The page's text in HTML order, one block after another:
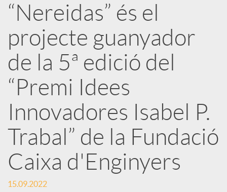
b
l
i
c
a
d
“Nereidas” és el
projecte guanyador
de la 5ª edició del
“Premi Idees
Innovadores Isabel P.
Trabal” de la Fundació
Caixa d'Enginyers
15.09.2022